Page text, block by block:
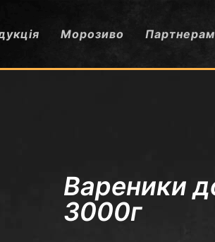
Морозиво Партнерам
Вареники
3000г